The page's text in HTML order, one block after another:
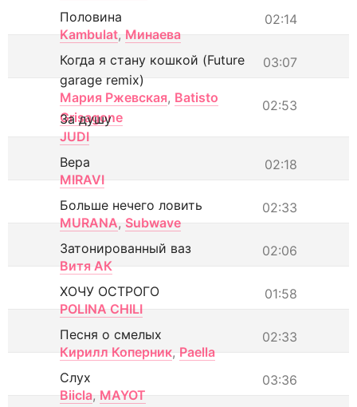
02:14
Половина
Kambulat, Минаева
03:07
Когда я стану кошкой (Future
garage remix)
Мария Ржевская, Batisto
Grisagone
02:53
За душу
JUDI
02:18
Вера
MIRAVI
02:33
Больше нечего ловить
MURANA, Subwave
02:06
Затонированный ваз
Витя АК
01:58
ХОЧУ ОСТРОГО
POLINA CHILI
02:33
Песня о смелых
Кирилл Коперник, Paella
03:36
Слух
Biicla, MAYOT